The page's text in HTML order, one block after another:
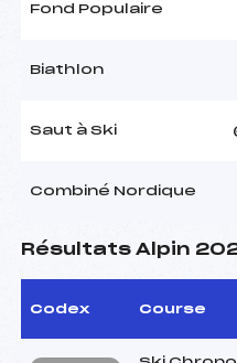
Fond Populaire
Biathlon
Saut à Ski
Combiné Nordique
Résultats Alpin
Codex Course